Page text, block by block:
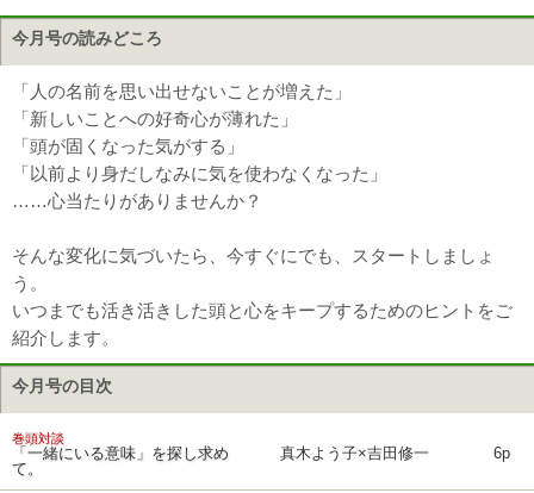
今月号の読みどころ
「人の名前を思い出せないことが増えた」
「新しいことへの好奇心が薄れた」
「頭が固くなった気がする」
「以前より身だしなみに気を使わなくなった」
……心当たりがありませんか？
そんな変化に気づいたら、今すぐにでも、スタートしましょ
う。
いつまでも活き活きした頭と心をキープするためのヒントをご
紹介します。
今月号の目次
巻頭対談
「一緒にいる意味」を探し求め
て。
真木よう子×吉田修一 6p